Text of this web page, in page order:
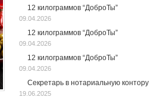
12 килограммов “ДоброТы”
09.04.2026
12 килограммов “ДоброТы”
09.04.2026
12 килограммов “ДоброТы”
09.04.2026
Секретарь в нотариальную контору
19.06.2025